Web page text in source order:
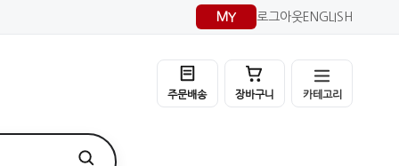
MY 로그아웃ENGLISH
주문배송 장바구니 카테고리